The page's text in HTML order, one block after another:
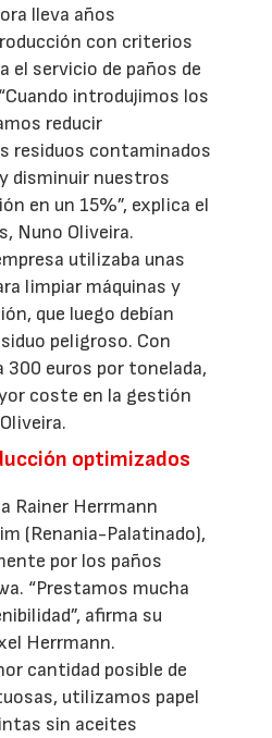
lleva años
con criterios
el servicio de paños de
introdujimos los
reducir
residuos contaminados
disminuir nuestros
en un 15%”, explica el
Nuno Oliveira.
utilizaba unas
limpiar máquinas y
que luego debían
peligroso. Con
euros por tonelada,
coste en la gestión
optimizados
Rainer Herrmann
(Renania-Palatinado),
por los paños
“Prestamos mucha
afirma su
Herrmann.
cantidad posible de
utilizamos papel
sin aceites